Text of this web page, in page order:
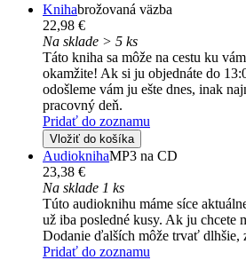
Knihabrožovaná väzba
22,98 €
Na sklade > 5 ks
Táto kniha sa môže na cestu ku
okamžite! Ak si ju objednáte do
odošleme vám ju ešte dnes, inak
pracovný deň.
Pridať do zoznamu
Vložiť do košíka
AudioknihaMP3 na CD
23,38 €
Na sklade 1 ks
Túto audioknihu máme síce
už iba posledné kusy. Ak ju chcete
Dodanie ďalších môže trvať dlhšie,
Pridať do zoznamu